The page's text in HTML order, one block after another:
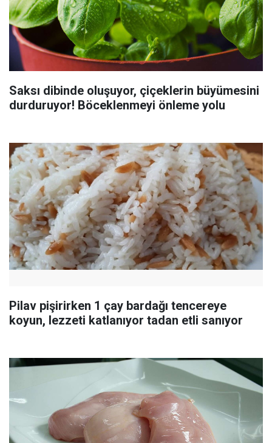
Saksı dibinde oluşuyor, çiçeklerin büyümesini
durduruyor! Böceklenmeyi önleme yolu
Pilav pişirirken 1 çay bardağı tencereye
koyun, lezzeti katlanıyor tadan etli sanıyor